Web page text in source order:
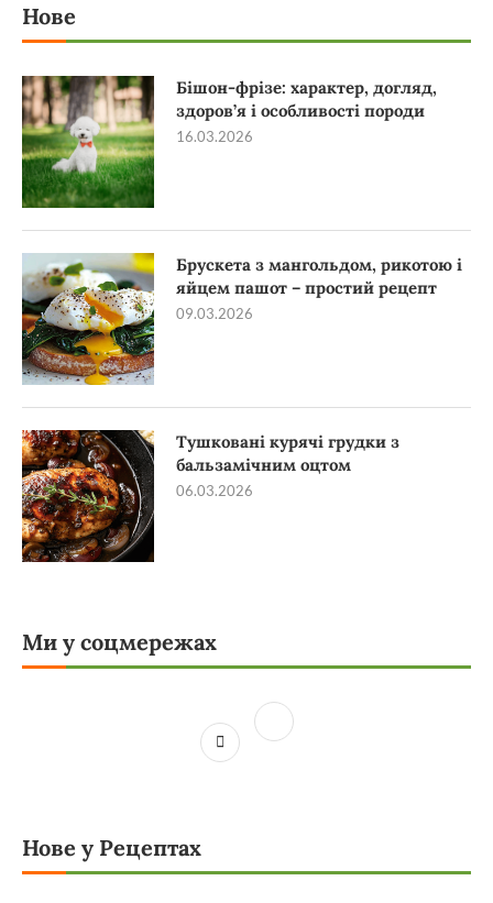
Нове
Бішон-фрізе: характер, догляд,
здоров’я і особливості породи
16.03.2026
Брускета з мангольдом, рикотою і
яйцем пашот – простий рецепт
09.03.2026
Тушковані курячі грудки з
бальзамічним оцтом
06.03.2026
Ми у соцмережах
Нове у Рецептах